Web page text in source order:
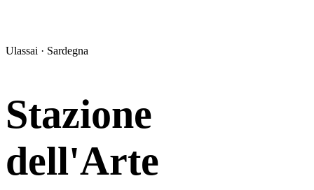
Ulassai · Sardegna
Stazione
dell'Arte